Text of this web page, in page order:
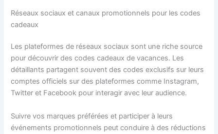
Réseaux sociaux et canaux promotionnels pour les codes
cadeaux
Les plateformes de réseaux sociaux sont une riche source
pour découvrir des codes cadeaux de vacances. Les
détaillants partagent souvent des codes exclusifs sur leurs
comptes officiels sur des plateformes comme Instagram,
Twitter et Facebook pour interagir avec leur audience.
Suivre vos marques préférées et participer à leurs
événements promotionnels peut conduire à des réductions